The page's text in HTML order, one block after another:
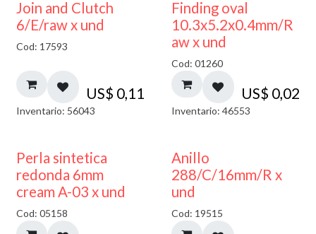
Join and Clutch
6/E/raw x und
Cod: 17593
US$ 0,11
Inventario: 56043
Finding oval
10.3x5.2x0.4mm/R
aw x und
Cod: 01260
US$ 0,02
Inventario: 46553
Perla sintetica
redonda 6mm
cream A-03 x und
Cod: 05158
Anillo
288/C/16mm/R x
und
Cod: 19515